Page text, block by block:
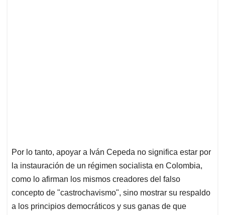
Por lo tanto, apoyar a Iván Cepeda no significa estar por
la instauración de un régimen socialista en Colombia,
como lo afirman los mismos creadores del falso
concepto de "castrochavismo", sino mostrar su respaldo
a los principios democráticos y sus ganas de que